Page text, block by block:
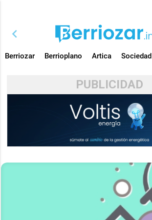
chevron_left
Berriozar Berrioplano Artica Sociedad
PUBLICIDAD